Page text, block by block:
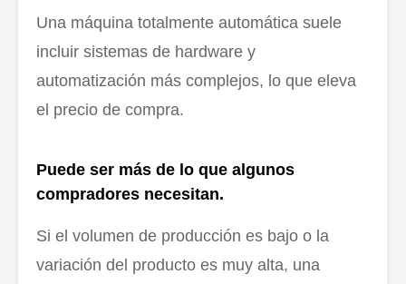
Una máquina totalmente automática suele
incluir sistemas de hardware y
automatización más complejos, lo que eleva
el precio de compra.
Puede ser más de lo que algunos
compradores necesitan.
Si el volumen de producción es bajo o la
variación del producto es muy alta, una